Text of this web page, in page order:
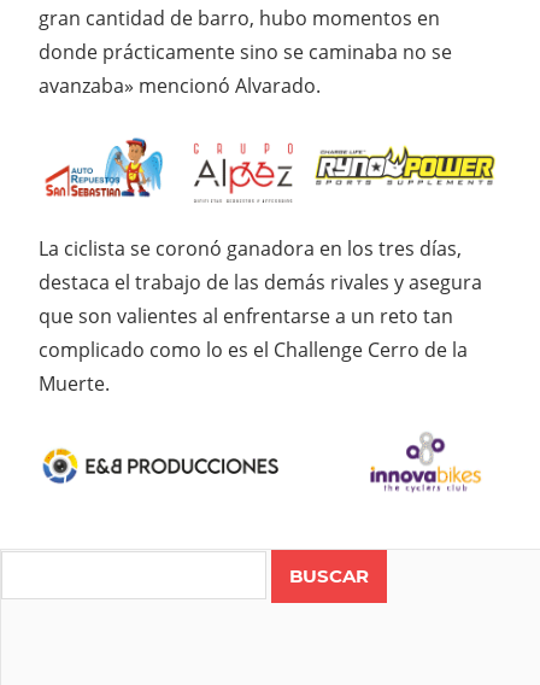
gran cantidad de barro, hubo momentos en
donde prácticamente sino se caminaba no se
avanzaba» mencionó Alvarado.
La ciclista se coronó ganadora en los tres días,
destaca el trabajo de las demás rivales y asegura
que son valientes al enfrentarse a un reto tan
complicado como lo es el Challenge Cerro de la
Muerte.